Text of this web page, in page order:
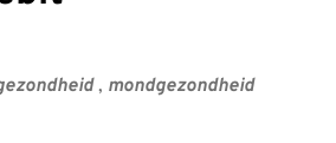
, mondgezondheid